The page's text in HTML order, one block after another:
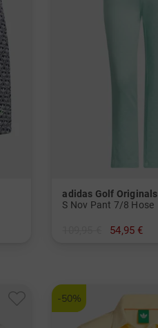
adidas Golf Originals
S Nov Pant 7/8 Hose
54,95 €
-50%